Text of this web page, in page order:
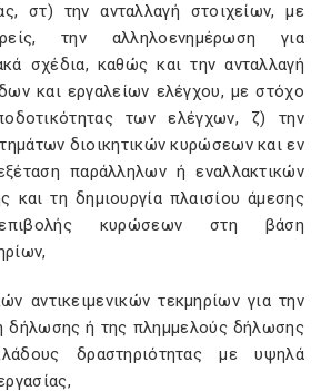
στ) την ανταλλαγή στοιχείων, με
την αλληλοενημέρωση για
σχέδια, καθώς και την ανταλλαγή
και εργαλείων ελέγχου, με στόχο
των ελέγχων, ζ) την
διοικητικών κυρώσεων και εν
παράλληλων ή εναλλακτικών
τη δημιουργία πλαισίου άμεσης
κυρώσεων στη βάση
αντικειμενικών τεκμηρίων για την
δήλωσης ή της πλημμελούς δήλωσης
δραστηριότητας με υψηλά